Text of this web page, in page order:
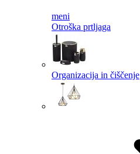
meni
Otroška prtljaga
Organizacija in čiščenje